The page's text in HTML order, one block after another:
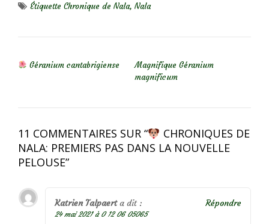
Étiquette Chronique de Nala, Nala
Géranium cantabrigiense
Magnifique Géranium
magnificum
11 COMMENTAIRES SUR “
CHRONIQUES DE
NALA: PREMIERS PAS DANS LA NOUVELLE
PELOUSE”
Katrien Talpaert a dit :
24 mai 2021 à 0 12 06 05065
Répondre